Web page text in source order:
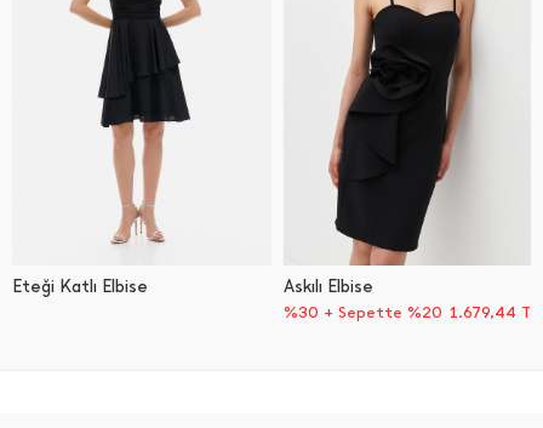
Eteği Katlı Elbise Askılı Elbise
%30 + Sepette %20 1.679,44 TL